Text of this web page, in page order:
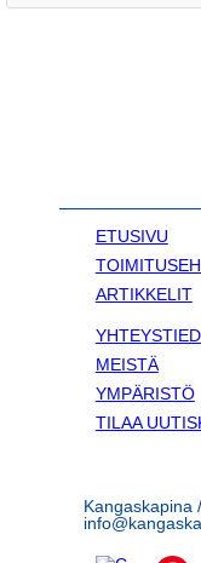
ETUSIVU
ARTIKKELIT
MEISTÄ
YMPÄRISTÖ
TILAA
Kangaskapina